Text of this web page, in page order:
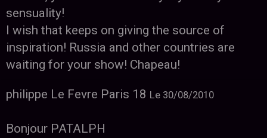
sensuality!
I wish that keeps on giving the source of
inspiration! Russia and other countries are
waiting for your show! Chapeau!
philippe Le Fevre Paris 18 Le 30/08/2010
Bonjour PATALPH